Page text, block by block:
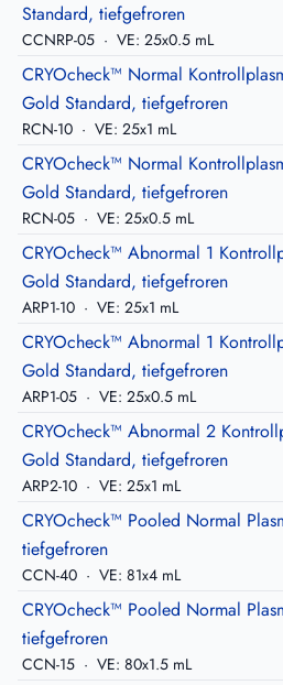
Standard, tiefgefroren
CCNRP-05 · VE: 25x0.5 mL
CRYOcheck™ Normal
Gold Standard, tiefgefroren
RCN-10 · VE: 25x1 mL
CRYOcheck™ Normal
Gold Standard, tiefgefroren
RCN-05 · VE: 25x0.5 mL
CRYOcheck™ Abnormal 1
Gold Standard, tiefgefroren
ARP1-10 · VE: 25x1 mL
CRYOcheck™ Abnormal 1
Gold Standard, tiefgefroren
ARP1-05 · VE: 25x0.5 mL
CRYOcheck™ Abnormal 2
Gold Standard, tiefgefroren
ARP2-10 · VE: 25x1 mL
CRYOcheck™ Pooled Normal
tiefgefroren
CCN-40 · VE: 81x4 mL
CRYOcheck™ Pooled Normal
tiefgefroren
CCN-15 · VE: 80x1.5 mL